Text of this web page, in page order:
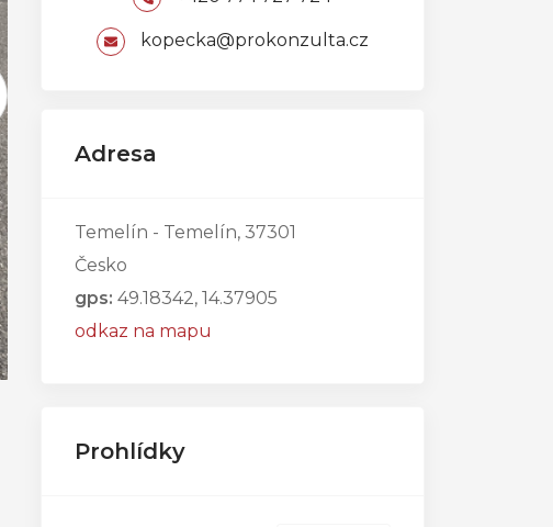
kopecka@prokonzulta.cz
Adresa
Temelín - Temelín, 37301
Česko
gps: 49.18342, 14.37905
odkaz na mapu
Prohlídky